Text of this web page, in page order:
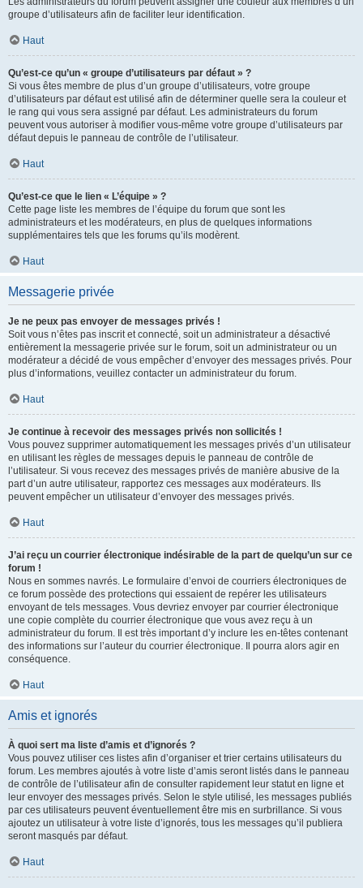
groupe d’utilisateurs afin de faciliter leur identification.
Haut
Qu’est-ce qu’un « groupe d’utilisateurs par défaut » ?
Si vous êtes membre de plus d’un groupe d’utilisateurs, votre groupe
d’utilisateurs par défaut est utilisé afin de déterminer quelle sera la couleur et
le rang qui vous sera assigné par défaut. Les administrateurs du forum
peuvent vous autoriser à modifier vous-même votre groupe d’utilisateurs par
défaut depuis le panneau de contrôle de l’utilisateur.
Haut
Qu’est-ce que le lien « L’équipe » ?
Cette page liste les membres de l’équipe du forum que sont les
administrateurs et les modérateurs, en plus de quelques informations
supplémentaires tels que les forums qu’ils modèrent.
Haut
Messagerie privée
Je ne peux pas envoyer de messages privés !
Soit vous n’êtes pas inscrit et connecté, soit un administrateur a désactivé
entièrement la messagerie privée sur le forum, soit un administrateur ou un
modérateur a décidé de vous empêcher d’envoyer des messages privés. Pour
plus d’informations, veuillez contacter un administrateur du forum.
Haut
Je continue à recevoir des messages privés non sollicités !
Vous pouvez supprimer automatiquement les messages privés d’un utilisateur
en utilisant les règles de messages depuis le panneau de contrôle de
l’utilisateur. Si vous recevez des messages privés de manière abusive de la
part d’un autre utilisateur, rapportez ces messages aux modérateurs. Ils
peuvent empêcher un utilisateur d’envoyer des messages privés.
Haut
J’ai reçu un courrier électronique indésirable de la part de quelqu’un sur ce
forum !
Nous en sommes navrés. Le formulaire d’envoi de courriers électroniques de
ce forum possède des protections qui essaient de repérer les utilisateurs
envoyant de tels messages. Vous devriez envoyer par courrier électronique
une copie complète du courrier électronique que vous avez reçu à un
administrateur du forum. Il est très important d’y inclure les en-têtes contenant
des informations sur l’auteur du courrier électronique. Il pourra alors agir en
conséquence.
Haut
Amis et ignorés
À quoi sert ma liste d’amis et d’ignorés ?
Vous pouvez utiliser ces listes afin d’organiser et trier certains utilisateurs du
forum. Les membres ajoutés à votre liste d’amis seront listés dans le panneau
de contrôle de l’utilisateur afin de consulter rapidement leur statut en ligne et
leur envoyer des messages privés. Selon le style utilisé, les messages publiés
par ces utilisateurs peuvent éventuellement être mis en surbrillance. Si vous
ajoutez un utilisateur à votre liste d’ignorés, tous les messages qu’il publiera
seront masqués par défaut.
Haut